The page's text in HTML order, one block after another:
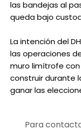
las bandejas al
queda bajo
La intención del
las operaciones
muro limítrofe
construir durante
ganar las
Para